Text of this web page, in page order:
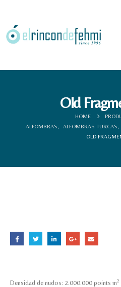
Old
HOME
ALFOMBRAS
ALFOMBRAS TURCAS
OLD
Densidad de nudos: 2.000.000 points m2